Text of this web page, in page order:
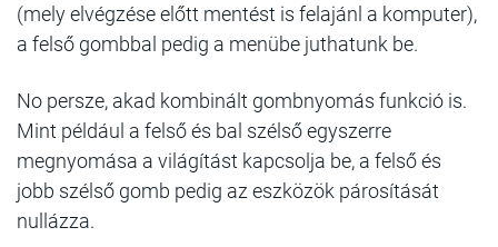
(mely elvégzése előtt mentést is felajánl a komputer),
a felső gombbal pedig a menübe juthatunk be.
No persze, akad kombinált gombnyomás funkció is.
Mint például a felső és bal szélső egyszerre
megnyomása a világítást kapcsolja be, a felső és
jobb szélső gomb pedig az eszközök párosítását
nullázza.